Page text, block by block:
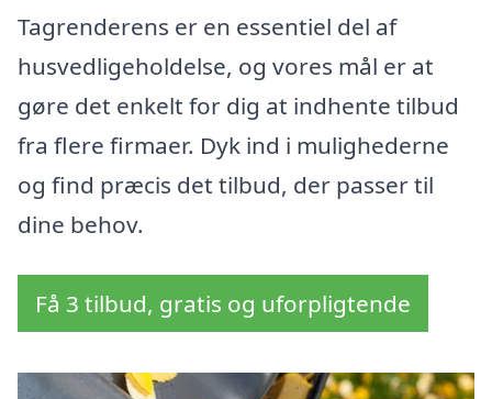
Tagrenderens er en essentiel del af
husvedligeholdelse, og vores mål er at
gøre det enkelt for dig at indhente tilbud
fra flere firmaer. Dyk ind i mulighederne
og find præcis det tilbud, der passer til
dine behov.
Få 3 tilbud, gratis og uforpligtende